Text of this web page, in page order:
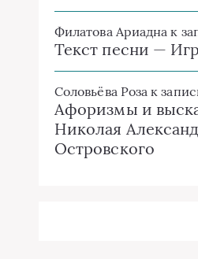
Филатова Ариадна к
Текст песни —
Соловьёва Роза к
Афоризмы и
Николая
Островского